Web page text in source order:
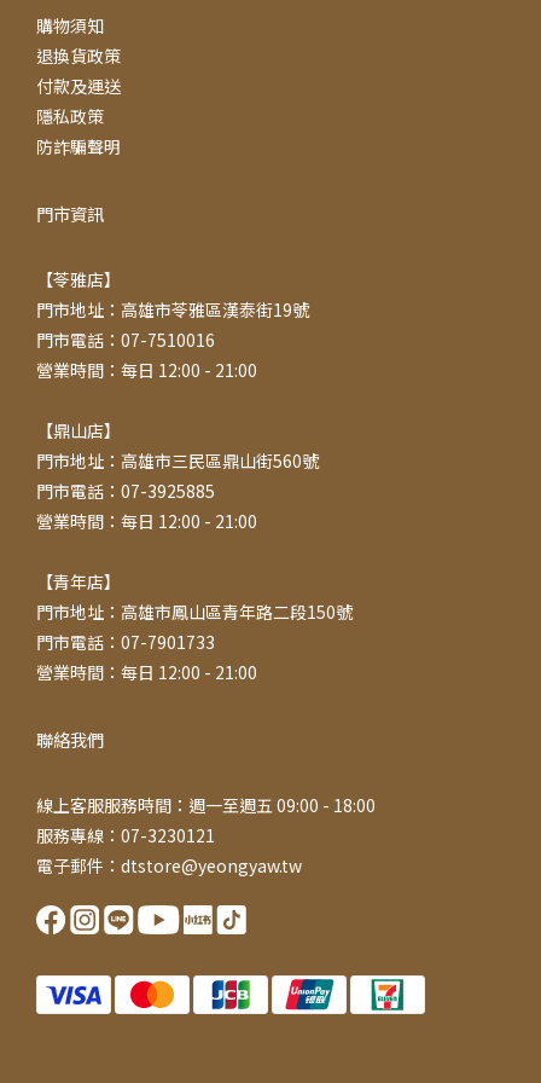
購物須知
退換貨政策
付款及運送
隱私政策
防詐騙聲明
門市資訊
【苓雅店】
門市地址：高雄市苓雅區漢泰街19號
門市電話：07-7510016
營業時間：每日 12:00 - 21:00
【鼎山店】
門市地址：高雄市三民區鼎山街560號
門市電話：07-3925885
營業時間：每日 12:00 - 21:00
【青年店】
門市地址：高雄市鳳山區青年路二段150號
門市電話：07-7901733
營業時間：每日 12:00 - 21:00
聯絡我們
線上客服服務時間：週一至週五 09:00 - 18:00
服務專線：07-3230121
電子郵件：dtstore@yeongyaw.tw